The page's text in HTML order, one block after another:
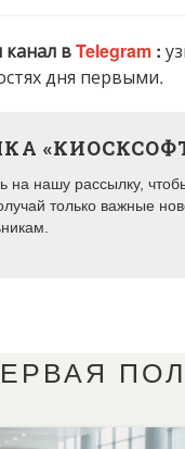
вTelegram :
дня первыми.
на нашу рассылку,
только важные